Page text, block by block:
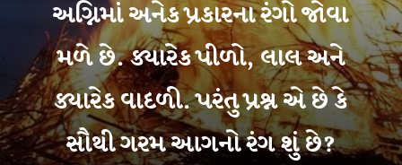
અગ્નિમાં અનેક પ્રકારના રંગો જોવા
મળે છે. ક્યારેક પીળો, લાલ અને
ક્યારેક વાદળી. પરંતુ પ્રશ્ન એ છે કે
સૌથી ગરમ આગનો રંગ શું છે?